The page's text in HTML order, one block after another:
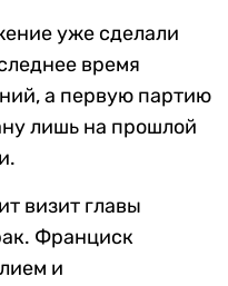
уже сделали
время
а первую партию
лишь на прошлой
визит главы
Франциск
и